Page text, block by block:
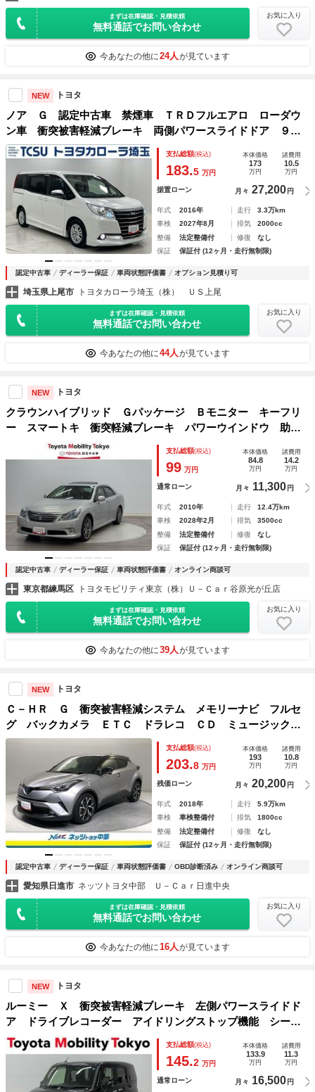
まずは在庫確認・見積依頼
無料通話でお問い合わせ
お気に入り
今あなたの他に24人が見ています
NEW トヨタ
ノア Ｇ 認定中古車 禁煙車 ＴＲＤフルエアロ ローダウ
ン車 衝突被害軽減ブレーキ 両側パワースライドドア ９イ
ンチＳＤナビ アルパインツィータースピーカー バックモニ
ター ＥＴＣ２．０ １５インチＡＷ 記録簿
支払総額(税込)
183.5 万円
本体価格
173
万円
諸費用
10.5
万円
据置ローン 月々 27,200 円
年式 2016年 走行
3.3万km
車検
2027年8月 排気
2000cc
整備
法定整備付 修復
なし
保証
保証付 (12ヶ月・走行無制限)
認定中古車 ディーラー保証 車両状態評価書 オプション見積り可
埼玉県上尾市 トヨタカローラ埼玉（株） ＵＳ上尾
まずは在庫確認・見積依頼
無料通話でお問い合わせ
お気に入り
今あなたの他に44人が見ています
NEW トヨタ
クラウンハイブリッド Ｇパッケージ Ｂモニター キーフリ
ー スマートキ 衝突軽減ブレーキ パワーウインドウ 助手
席エアバッグ Ｐシート アルミホイール 盗難防止システ
ム オートクルーズ 革 ＥＴＣ付き エアバッグ ＡＢＳ
支払総額(税込)
99 万円
本体価格
84.8
万円
諸費用
14.2
万円
通常ローン 月々 11,300 円
年式 2010年 走行
12.4万km
車検
2028年2月 排気
3500cc
整備
法定整備付 修復
なし
保証
保証付 (12ヶ月・走行無制限)
認定中古車 ディーラー保証 車両状態評価書 オンライン商談可
東京都練馬区 トヨタモビリティ東京（株）Ｕ－Ｃａｒ谷原光が丘店
まずは在庫確認・見積依頼
無料通話でお問い合わせ
お気に入り
今あなたの他に39人が見ています
NEW トヨタ
Ｃ－ＨＲ Ｇ 衝突被害軽減システム メモリーナビ フルセ
グ バックカメラ ＥＴＣ ドラレコ ＣＤ ミュージックプ
レイヤー接続可 ＤＶＤ再生 オートクルーズコントロール
ＬＥＤヘッドランプ スマートキー キーレス
支払総額(税込)
203.8 万円
本体価格
193
万円
諸費用
10.8
万円
残価ローン 月々 20,200 円
年式 2018年 走行
5.9万km
車検
車検整備付 排気
1800cc
整備
法定整備付 修復
なし
保証
保証付 (12ヶ月・走行無制限)
認定中古車 ディーラー保証 車両状態評価書 OBD診断済み オンライン商談可
愛知県日進市 ネッツトヨタ中部 Ｕ－Ｃａｒ日進中央
まずは在庫確認・見積依頼
無料通話でお問い合わせ
お気に入り
今あなたの他に16人が見ています
NEW トヨタ
ルーミー Ｘ 衝突被害軽減ブレーキ 左側パワースライドド
ア ドライブレコーダー アイドリングストップ機能 シート
ヒーター １オーナー スマートキー Ｂｌｕｅｔｏｏｔｈオ
ーディオ メディアプレイヤー接続 ＤＶＤ
支払総額(税込)
145.2 万円
本体価格
133.9
万円
諸費用
11.3
万円
通常ローン 月々 16,500 円